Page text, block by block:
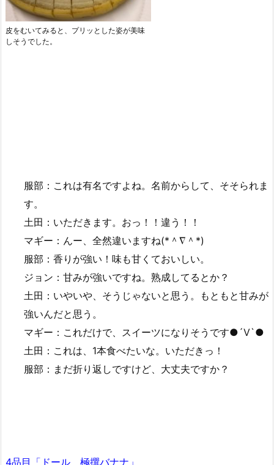
皮をむいてみると、プリッとした姿が美味
しそうでした。
服部：これは有名ですよね。名前からして、そそられま
す。
土田：いただきます。おっ！！違う！！
マギー：んー、全然違いますね(*＾∇＾*)
服部：香りが強い！味も甘くておいしい。
ジョン：甘みが強いですね。熟成してるとか？
土田：いやいや、そうじゃないと思う。もともと甘みが
強いんだと思う。
マギー：これだけで、スイーツになりそうです●´Ⅴ`●
土田：これは、1本食べたいな。いただきっ！
服部：まだ折り返しですけど、大丈夫ですか？
4品目「ドール 極撰バナナ」